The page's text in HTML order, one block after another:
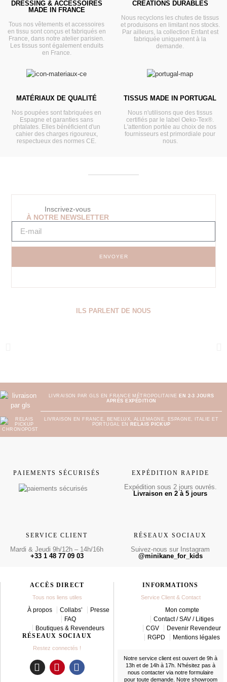
DRESSING & ACCESSOIRES
MADE IN FRANCE
Tous nos vêtements et accessoires
en tissu sont conçus et fabriqués en
France, dans notre atelier parisien.
Les tissus sont également enduits
en France.
CRÉATIONS DURABLES
Nous recyclons les chutes de tissus
et produisons en limitant nos stocks.
Par ailleurs, la collection Enfant est
fabriquée uniquement à la
demande.
MATÉRIAUX DE QUALITÉ
Nos poupées sont fabriquées en
Espagne et garanties sans
phtalates. Elles bénéficient d'un
cahier des charges rigoureux,
respectueux des normes CE.
TISSUS MADE IN PORTUGAL
Nous n'utilisons que des tissus
certifiés par le label Oeko-Tex®.
L'attention portée au choix de nos
fournisseurs est primordiale pour
nous.
Inscrivez-vous
À NOTRE NEWSLETTER
ENVOYER
ILS PARLENT DE NOUS
LIVRAISON PAR GLS EN FRANCE MÉTROPOLITAINE EN 2-3 JOURS
APRÈS EXPÉDITION
LIVRAISON EN FRANCE, BENELUX, ALLEMAGNE, ESPAGNE, ITALIE ET
PORTUGAL EN
RELAIS PICKUP
PAIEMENTS SÉCURISÉS EXPÉDITION RAPIDE
Expédition sous 2 jours ouvrés.
Livraison en 2 à 5 jours
SERVICE CLIENT
Mardi & Jeudi 9h/12h – 14h/16h
+33 1 48 77 09 03
RÉSEAUX SOCIAUX
Suivez-nous sur Instagram
@minikane_for_kids
ACCÈS DIRECT
Tous nos liens utiles
À propos Collabs’
Presse
FAQ
Boutiques & Revendeurs
RÉSEAUX SOCIAUX
Restez connectés !
I
P
F
INFORMATIONS
Service Client & Contact
Mon compte
Contact / SAV / Litiges
CGV
Devenir Revendeur
RGPD
Mentions légales
Notre service client est ouvert de 9h à
13h et de 14h à 17h. N’hésitez pas à
nous contacter via notre formulaire
pour toute demande. Notre showroom